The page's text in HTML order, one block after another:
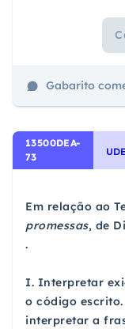
Gabarito
13500DEA-
73
Em relação ao
promessas, de
.
I. Interpretar
o código
interpretar a